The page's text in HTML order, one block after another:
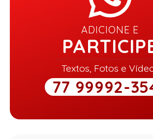
ADICIONE E
Textos, Fotos e
77 99992-